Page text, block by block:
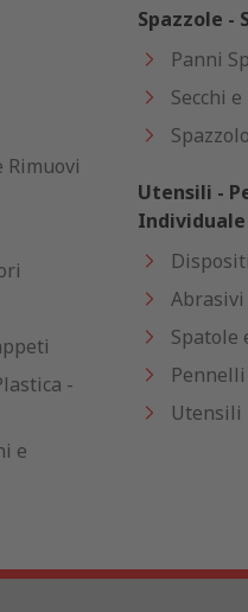
-
e
Spazzole -
Panni
Secchi
Utensili -
Individuale
Abrasivi
Spatole
Utensili